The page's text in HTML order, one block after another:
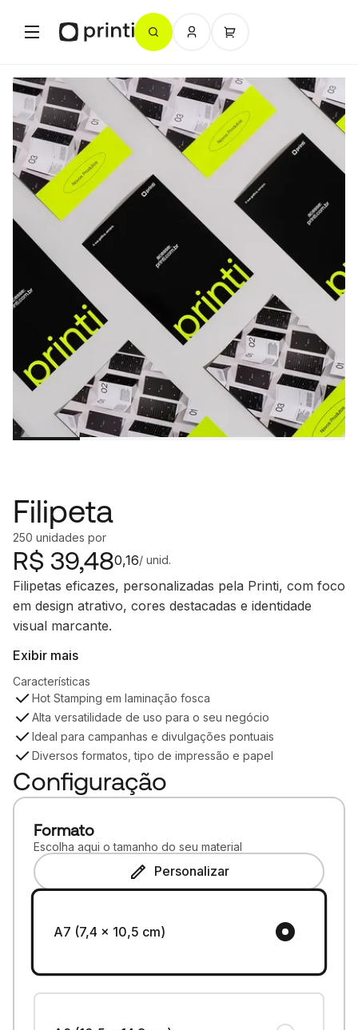
Filipeta
250 unidades por
R$ 39,48 / unid.
0,16
Filipetas eficazes, personalizadas pela Printi, com foco
em design atrativo, cores destacadas e identidade
visual marcante.
Exibir mais
Características
Hot Stamping em laminação fosca
Alta versatilidade de uso para o seu negócio
Ideal para campanhas e divulgações pontuais
Diversos formatos, tipo de impressão e papel
Configuração
Formato
Escolha aqui o tamanho do seu material
Personalizar
A7 (7,4 x 10,5 cm)